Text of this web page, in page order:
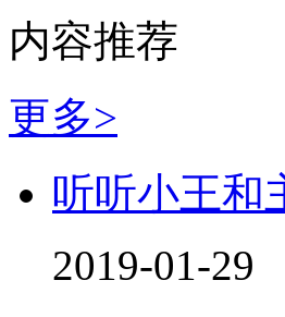
内容推荐
更多>
听听小王和
2019-01-29